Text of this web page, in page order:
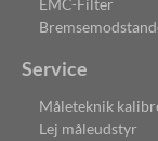
EMC-Filter
Service
Måleteknik
Lej måleudstyr